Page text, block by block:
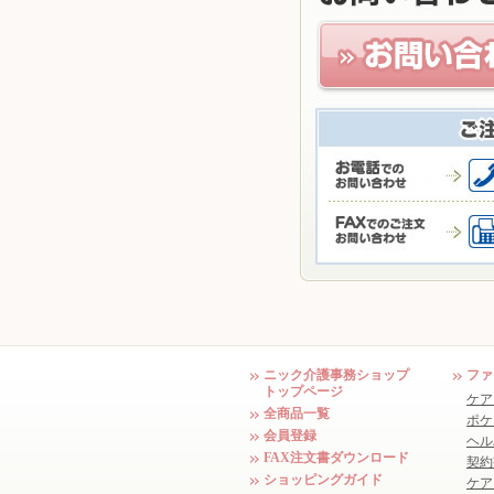
ニック介護事務ショップ
トップページ
全商品一覧
会員登録
FAX注文書ダウンロード
ショッピングガイド
フ
ケ
ポ
ヘ
契
ケ